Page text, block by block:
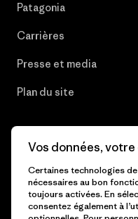
Patagonia
Carrières
Presse et media
Plan du site
Vos données,
Certaines technologies
nécessaires au bon
toujours activées. En
consentez également à